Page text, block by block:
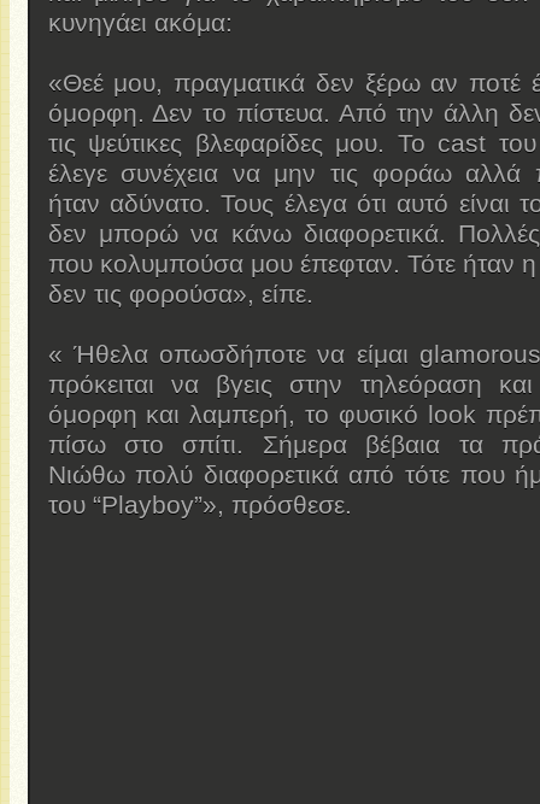
κυνηγάει ακόμα:
«Θεέ μου, πραγματικά δεν ξέρω αν ποτέ
όμορφη. Δεν το πίστευα. Από την άλλη
τις ψεύτικες βλεφαρίδες μου. Το cast
έλεγε συνέχεια να μην τις φοράω αλλά
ήταν αδύνατο. Τους έλεγα ότι αυτό είναι
δεν μπορώ να κάνω διαφορετικά.
που κολυμπούσα μου έπεφταν. Τότε ήταν
δεν τις φορούσα», είπε.
« Ήθελα οπωσδήποτε να είμαι
πρόκειται να βγεις στην τηλεόραση και
όμορφη και λαμπερή, το φυσικό look
πίσω στο σπίτι. Σήμερα βέβαια τα
Νιώθω πολύ διαφορετικά από τότε που
του “Playboy”», πρόσθεσε.